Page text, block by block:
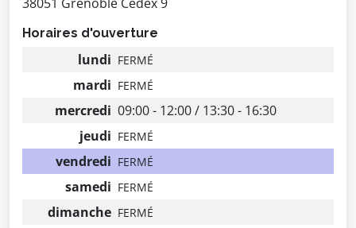
Horaires d'ouverture
lundi FERMÉ
mardi FERMÉ
mercredi 09:00 - 12:00 / 13:30 - 16:30
jeudi FERMÉ
vendredi FERMÉ
samedi FERMÉ
dimanche FERMÉ